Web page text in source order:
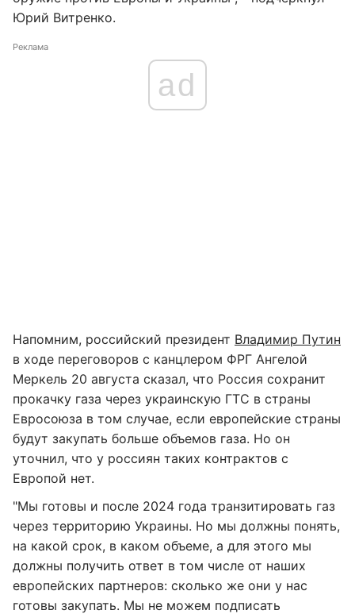
Юрий Витренко.
Реклама
ad
Напомним, российский президент Владимир Путин
в ходе переговоров с канцлером ФРГ Ангелой
Меркель 20 августа сказал, что Россия сохранит
прокачку газа через украинскую ГТС в страны
Евросоюза в том случае, если европейские страны
будут закупать больше объемов газа. Но он
уточнил, что у россиян таких контрактов с
Европой нет.
"Мы готовы и после 2024 года транзитировать газ
через территорию Украины. Но мы должны понять,
на какой срок, в каком объеме, а для этого мы
должны получить ответ в том числе от наших
европейских партнеров: сколько же они у нас
готовы закупать. Мы не можем подписать